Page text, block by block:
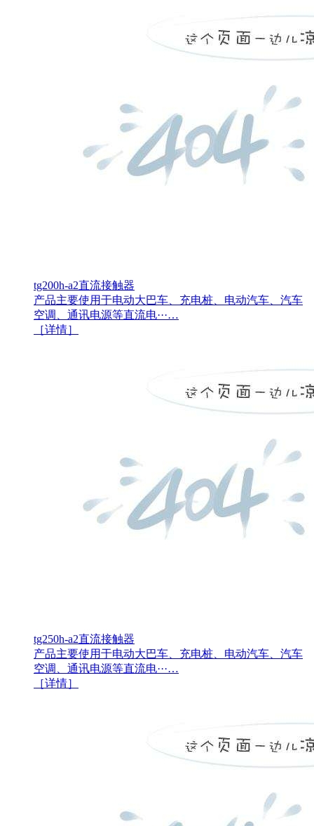
tg200h-a2直流接触器
产品主要使用于电动大巴车、充电桩、电动汽车、汽车
空调、通讯电源等直流电···…
［详情］
tg250h-a2直流接触器
产品主要使用于电动大巴车、充电桩、电动汽车、汽车
空调、通讯电源等直流电···…
［详情］